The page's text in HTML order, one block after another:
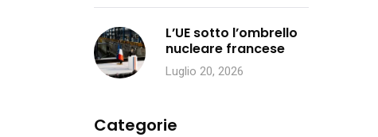
L’UE sotto l’ombrello
nucleare francese
Luglio 20, 2026
Categorie